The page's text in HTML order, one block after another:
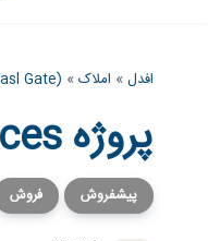
افدل» املاک» (Wasl Gate) وصل گیت
پروژه Taiyo Residences در وصل گیت دبی
پیشفروش فروش